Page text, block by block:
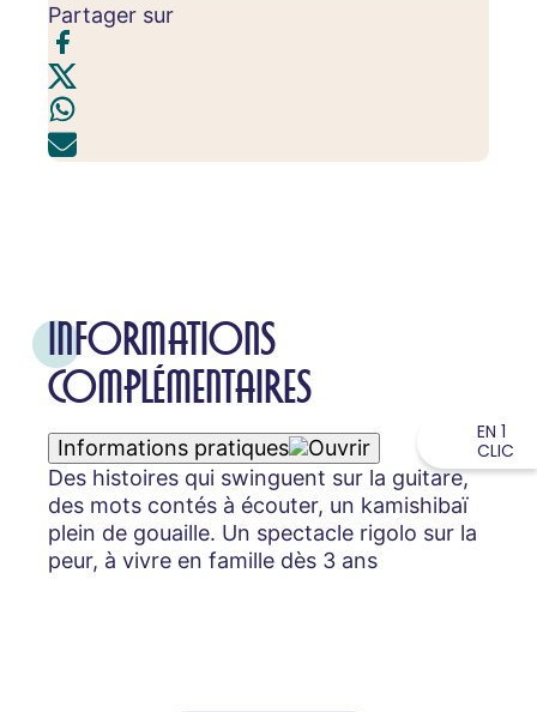
Partager sur
INFORMATIONS
COMPLÉMENTAIRES
Informations pratiques
Des histoires qui swinguent sur la guitare,
des mots contés à écouter, un kamishibaï
plein de gouaille. Un spectacle rigolo sur la
peur, à vivre en famille dès 3 ans
EN 1
CLIC